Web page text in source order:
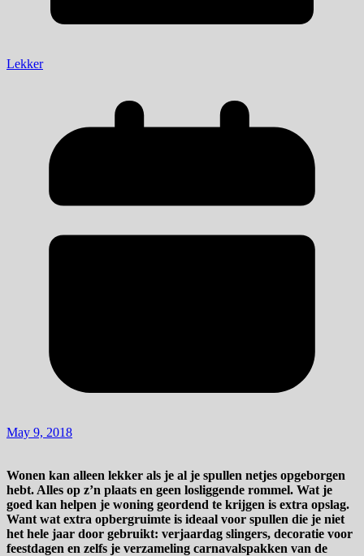
Lekker
May 9, 2018
Wonen kan alleen lekker als je al je spullen netjes opgeborgen
hebt. Alles op z’n plaats en geen losliggende rommel. Wat je
goed kan helpen je woning geordend te krijgen is extra opslag.
Want wat extra opbergruimte is ideaal voor spullen die je niet
het hele jaar door gebruikt: verjaardag slingers, decoratie voor
feestdagen en zelfs je verzameling carnavalspakken van de